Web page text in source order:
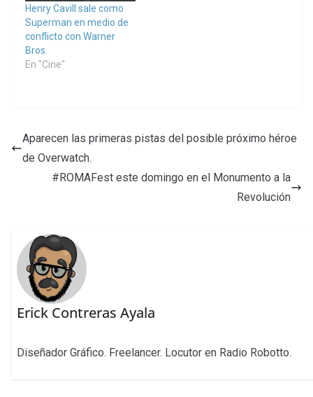
Henry Cavill sale como
Superman en medio de
conflicto con Warner
Bros.
En "Cine"
Aparecen las primeras pistas del posible próximo héroe
de Overwatch.
#ROMAFest este domingo en el Monumento a la
Revolución
Erick Contreras Ayala
Diseñador Gráfico. Freelancer. Locutor en Radio Robotto.